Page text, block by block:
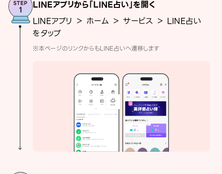
LINEアプリから「LINE占い」を開く
LINEアプリ ＞ ホーム ＞ サービス ＞ LINE占い
をタップ
※本ページのリンクからもLINE占いへ遷移します